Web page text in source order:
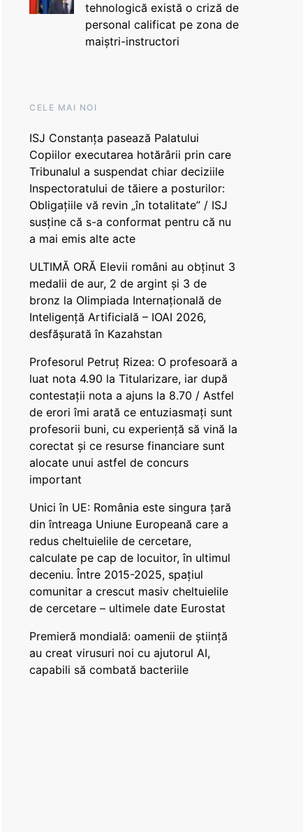
tehnologică există o criză de
personal calificat pe zona de
maiștri-instructori
CELE MAI NOI
ISJ Constanța pasează Palatului
Copiilor executarea hotărârii prin care
Tribunalul a suspendat chiar deciziile
Inspectoratului de tăiere a posturilor:
Obligațiile vă revin „în totalitate” / ISJ
susține că s-a conformat pentru că nu
a mai emis alte acte
ULTIMĂ ORĂ Elevii români au obținut 3
medalii de aur, 2 de argint și 3 de
bronz la Olimpiada Internațională de
Inteligență Artificială – IOAI 2026,
desfășurată în Kazahstan
Profesorul Petruț Rizea: O profesoară a
luat nota 4.90 la Titularizare, iar după
contestații nota a ajuns la 8.70 / Astfel
de erori îmi arată ce entuziasmați sunt
profesorii buni, cu experiență să vină la
corectat și ce resurse financiare sunt
alocate unui astfel de concurs
important
Unici în UE: România este singura țară
din întreaga Uniune Europeană care a
redus cheltuielile de cercetare,
calculate pe cap de locuitor, în ultimul
deceniu. Între 2015-2025, spațiul
comunitar a crescut masiv cheltuielile
de cercetare – ultimele date Eurostat
Premieră mondială: oamenii de știință
au creat virusuri noi cu ajutorul AI,
capabili să combată bacteriile